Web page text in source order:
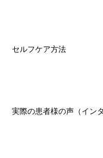
セルフケア方法
実際の患者様の声（イン